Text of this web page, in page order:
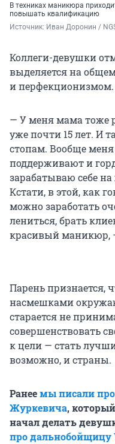
В техниках маникюра
повышать квалификацию
Источник: Иван Доронин /
Коллеги-девушки
выделяется на
и перфекционизмом.
— У меня мама тоже
уже почти 15 лет. И
стопам. Вообще
поддерживают и
зарабатываю себе
Кстати, в этой, как
можно заработать
лениться, брать
красивый маникюр,
Парень признается,
насмешками
старается не
совершенствовать
к цели — стать
возможно, и страны.
Ранеемы писали
Журкевича,
начал делать
про дальнобойщицу